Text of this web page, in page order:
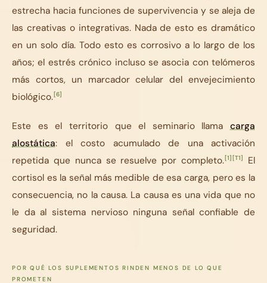
estrecha hacia funciones de supervivencia y se aleja de
las creativas o integrativas. Nada de esto es dramático
en un solo día. Todo esto es corrosivo a lo largo de los
años; el estrés crónico incluso se asocia con telómeros
más cortos, un marcador celular del envejecimiento
biológico.[6]
Este es el territorio que el seminario llama carga
alostática: el costo acumulado de una activación
repetida que nunca se resuelve por completo.[1][T1]
El
cortisol es la señal más medible de esa carga, pero es la
consecuencia, no la causa. La causa es una vida que no
le da al sistema nervioso ninguna señal confiable de
seguridad.
POR QUÉ LOS SUPLEMENTOS RINDEN MENOS DE LO QUE
PROMETEN